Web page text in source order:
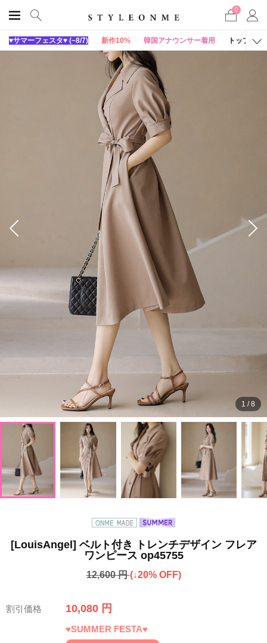
0
♥サマーフェスタ♥ (~8/7) 新作10% 韓国アナウンサー着用 トップス
1 /8
[LouisAngel] ベルト付き トレンチデザイン フレア
ワンピース op45755
12,600 円(↓20% OFF)
割引価格 10,080 円
♥SUMMER FESTA♥